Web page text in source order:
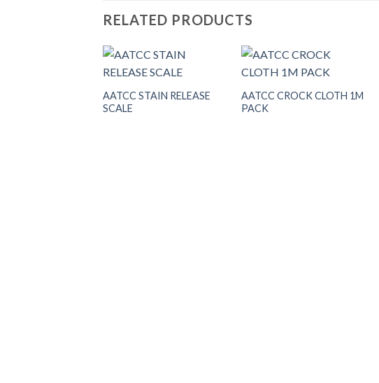
RELATED PRODUCTS
AATCC STAIN RELEASE
SCALE
AATCC CROCK CLOTH 1M
PACK